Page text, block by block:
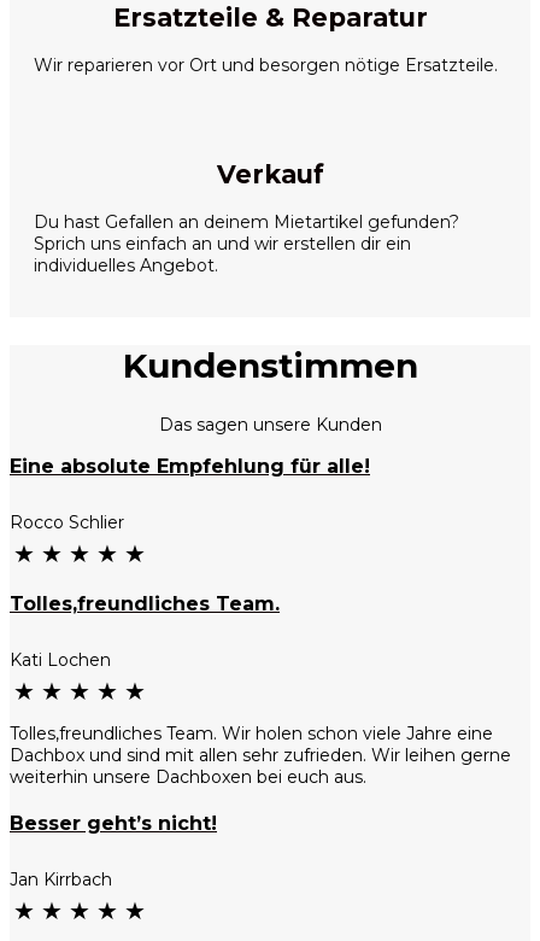
Ersatzteile & Reparatur
Wir reparieren vor Ort und besorgen nötige Ersatzteile.
Verkauf
Du hast Gefallen an deinem Mietartikel gefunden?
Sprich uns einfach an und wir erstellen dir ein
individuelles Angebot.
Kundenstimmen
Das sagen unsere Kunden
Eine absolute Empfehlung für alle!
Rocco Schlier
★ ★ ★ ★ ★
Tolles,freundliches Team.
Kati Lochen
★ ★ ★ ★ ★
Tolles,freundliches Team. Wir holen schon viele Jahre eine
Dachbox und sind mit allen sehr zufrieden. Wir leihen gerne
weiterhin unsere Dachboxen bei euch aus.
Besser geht’s nicht!
Jan Kirrbach
★ ★ ★ ★ ★